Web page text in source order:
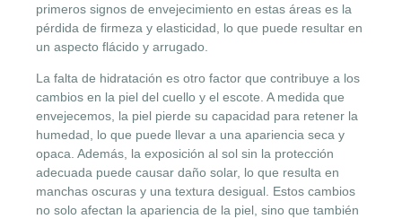
primeros signos de envejecimiento en estas áreas es la
pérdida de firmeza y elasticidad, lo que puede resultar en
un aspecto flácido y arrugado.
La falta de hidratación es otro factor que contribuye a los
cambios en la piel del cuello y el escote. A medida que
envejecemos, la piel pierde su capacidad para retener la
humedad, lo que puede llevar a una apariencia seca y
opaca. Además, la exposición al sol sin la protección
adecuada puede causar daño solar, lo que resulta en
manchas oscuras y una textura desigual. Estos cambios
no solo afectan la apariencia de la piel, sino que también